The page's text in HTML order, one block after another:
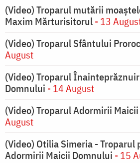
(Video) Troparul mutării
Maxim Mărturisitorul- 13
(Video) Troparul Sfântului
August
(Video) Troparul
Domnului - 14 August
(Video) Troparul Adormirii
August
(Video) Otilia Simeria - Troparul
Adormirii Maicii Domnului - 15